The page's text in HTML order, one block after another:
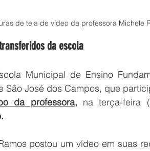
de tela de vídeo da professora Michele
da escola
Municipal de Ensino
São José dos Campos, que
da professora, na terça-feira
postou um vídeo em suas